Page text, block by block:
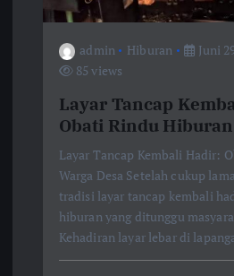
admin Hiburan
Juni
85 views
Layar Tancap
Obati Rindu
Layar Tancap Kembali Hadir:
Warga Desa Setelah cukup
tradisi layar tancap kembali
hiburan yang ditunggu
Kehadiran layar lebar di